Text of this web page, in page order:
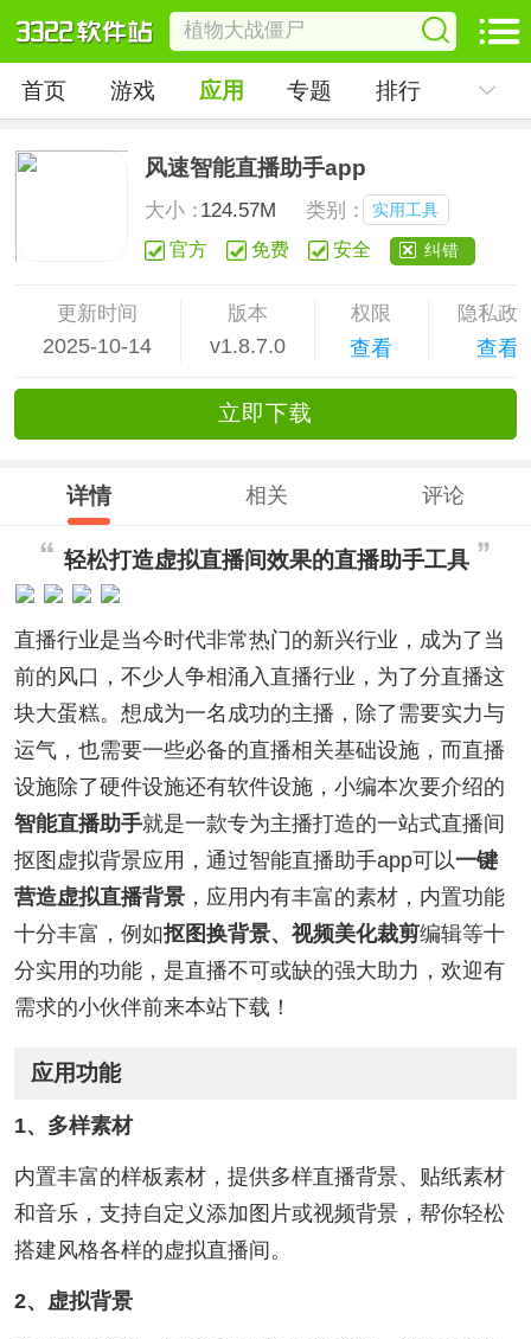
首页 游戏 应用 专题 排行
风速智能直播助手app
大小：124.57M 类别： 实用工具
官方 免费 安全 纠错
更新时间
2025-10-14
版本
v1.8.7.0
权限
查看
隐私政
查看
立即下载
详情 相关 评论
轻松打造虚拟直播间效果的直播助手工具
直播行业是当今时代非常热门的新兴行业，成为了当
前的风口，不少人争相涌入直播行业，为了分直播这
块大蛋糕。想成为一名成功的主播，除了需要实力与
运气，也需要一些必备的直播相关基础设施，而直播
设施除了硬件设施还有软件设施，小编本次要介绍的
智能直播助手就是一款专为主播打造的一站式直播间
抠图虚拟背景应用，通过智能直播助手app可以一键
营造虚拟直播背景，应用内有丰富的素材，内置功能
十分丰富，例如抠图换背景、视频美化裁剪编辑等十
分实用的功能，是直播不可或缺的强大助力，欢迎有
需求的小伙伴前来本站下载！
应用功能
1、多样素材
内置丰富的样板素材，提供多样直播背景、贴纸素材
和音乐，支持自定义添加图片或视频背景，帮你轻松
搭建风格各样的虚拟直播间。
2、虚拟背景